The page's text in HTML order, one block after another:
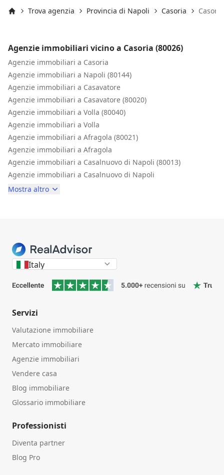
supporto costante fino alle fasi finali. Casa venduta in
una settimana al prezzo desiderato e senza alcun stress.
Trova agenzia Provincia di Napoli Casoria
Agenzie immobiliari vicino a Casoria (80026)
Agenzie immobiliari a Casoria
Agenzie immobiliari a Napoli (80144)
Agenzie immobiliari a Casavatore
Agenzie immobiliari a Casavatore (80020)
Agenzie immobiliari a Volla (80040)
Agenzie immobiliari a Volla
Agenzie immobiliari a Afragola (80021)
Agenzie immobiliari a Afragola
Agenzie immobiliari a Casalnuovo di Napoli (80013)
Agenzie immobiliari a Casalnuovo di Napoli
Mostra altro
Italy
Servizi
Valutazione immobiliare
Mercato immobiliare
Agenzie immobiliari
Vendere casa
Blog immobiliare
Glossario immobiliare
Professionisti
Diventa partner
Blog Pro